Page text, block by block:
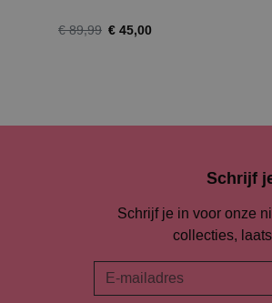
€ 89,99 € 45,00
Schrijf
Schrijf je in voor onze
collecties,